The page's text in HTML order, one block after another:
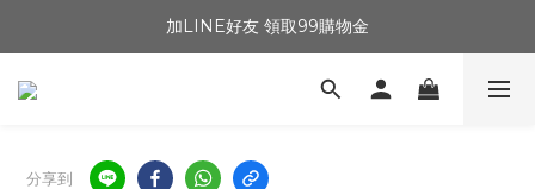
加LINE好友 領取99購物金
分享到